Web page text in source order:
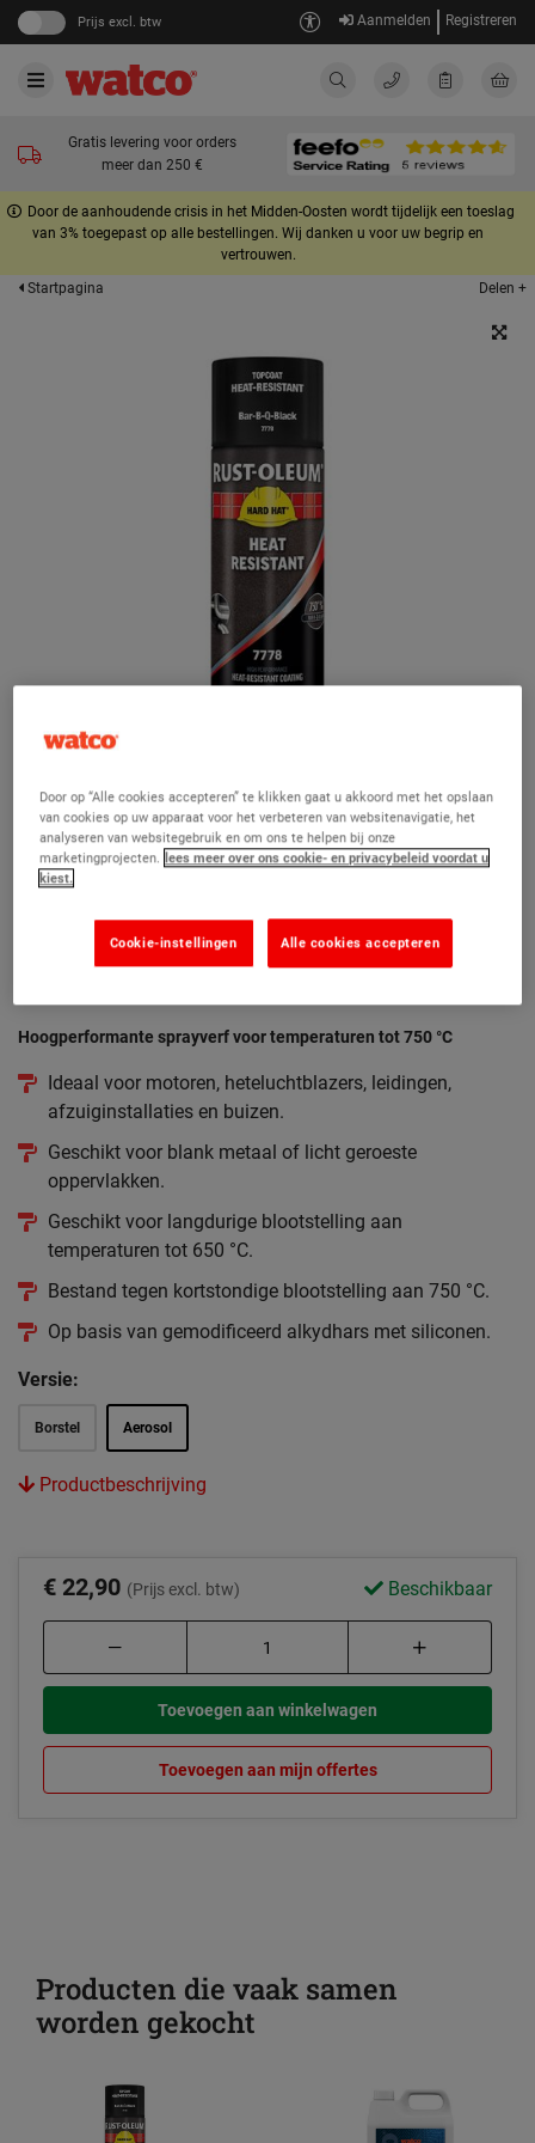
Prijs excl. btw Aanmelden Registreren
Gratis levering voor orders
meer dan 250 €
Door de aanhoudende crisis in het Midden-Oosten wordt tijdelijk een toeslag
van 3% toegepast op alle bestellingen. Wij danken u voor uw begrip en
vertrouwen.
Startpagina
Delen +
Hard Hat® Hittebestendig verfspuitbus
Zwart 500ml
Hoogperformante sprayverf voor temperaturen tot 750 °C
Ideaal voor motoren, heteluchtblazers, leidingen,
afzuiginstallaties en buizen.
Geschikt voor blank metaal of licht geroeste
oppervlakken.
Geschikt voor langdurige blootstelling aan
temperaturen tot 650 °C.
Bestand tegen kortstondige blootstelling aan 750 °C.
Op basis van gemodificeerd alkydhars met siliconen.
Versie:
Borstel Aerosol
Productbeschrijving
€ 22,90 (Prijs excl. btw) Beschikbaar
Toevoegen aan winkelwagen
Toevoegen aan mijn offertes
Producten die vaak samen
worden gekocht
Door op “Alle cookies accepteren” te klikken gaat u akkoord met het opslaan
van cookies op uw apparaat voor het verbeteren van websitenavigatie, het
analyseren van websitegebruik en om ons te helpen bij onze
marketingprojecten. lees meer over ons cookie- en privacybeleid voordat u
kiest.
Alle cookies accepteren
Cookie-instellingen